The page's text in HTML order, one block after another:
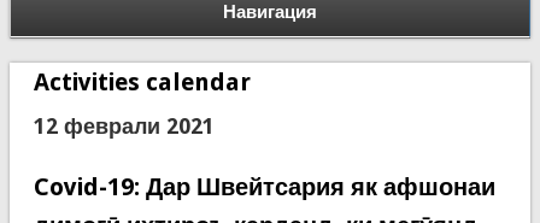
Навигация
Activities calendar
12 феврали 2021
Covid-19: Дар Швейтсария як афшонаи